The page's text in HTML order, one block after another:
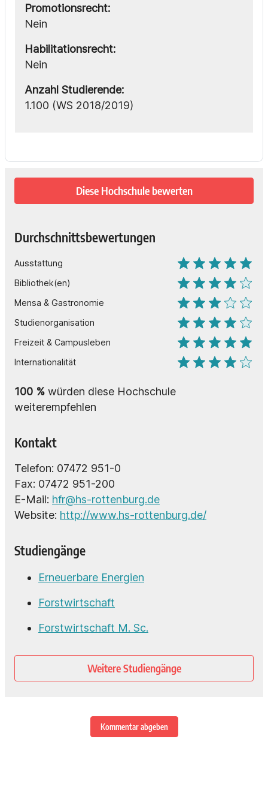
Promotionsrecht:
Nein
Habilitationsrecht:
Nein
Anzahl Studierende:
1.100 (WS 2018/2019)
Diese Hochschule bewerten
Durchschnittsbewertungen
Ausstattung
Bibliothek(en)
Mensa & Gastronomie
Studienorganisation
Freizeit & Campusleben
Internationalität
100 % würden diese Hochschule
weiterempfehlen
Kontakt
Telefon: 07472 951-0
Fax: 07472 951-200
E-Mail: hfr@hs-rottenburg.de
Website: http://www.hs-rottenburg.de/
Studiengänge
Erneuerbare Energien
Forstwirtschaft
Forstwirtschaft M. Sc.
Weitere Studiengänge
Kommentar abgeben